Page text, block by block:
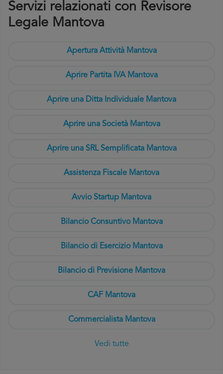
Servizi relazionati con Revisore
Legale Mantova
Apertura Attività Mantova
Aprire Partita IVA Mantova
Aprire una Ditta Individuale Mantova
Aprire una Società Mantova
Aprire una SRL Semplificata Mantova
Assistenza Fiscale Mantova
Avvio Startup Mantova
Bilancio Consuntivo Mantova
Bilancio di Esercizio Mantova
Bilancio di Previsione Mantova
CAF Mantova
Commercialista Mantova
Vedi tutte